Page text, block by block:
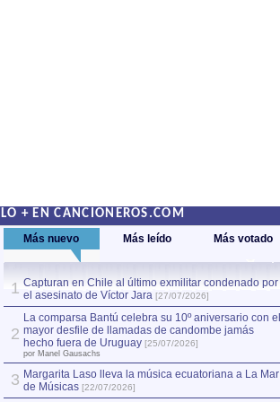
LO + EN CANCIONEROS.COM
Más nuevo Más leído Más votado
1 Capturan en Chile al último exmilitar condenado por
el asesinato de Víctor Jara [27/07/2026]
2
La comparsa Bantú celebra su 10º aniversario con el
mayor desfile de llamadas de candombe jamás
hecho fuera de Uruguay [25/07/2026]
por Manel Gausachs
3 Margarita Laso lleva la música ecuatoriana a La Mar
de Músicas [22/07/2026]